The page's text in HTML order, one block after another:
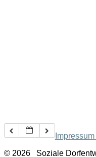
© 2026
Soziale